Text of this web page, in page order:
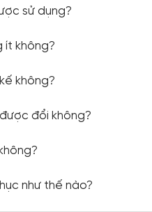
sử dụng?
ít không?
không?
đổi không?
như thế nào?